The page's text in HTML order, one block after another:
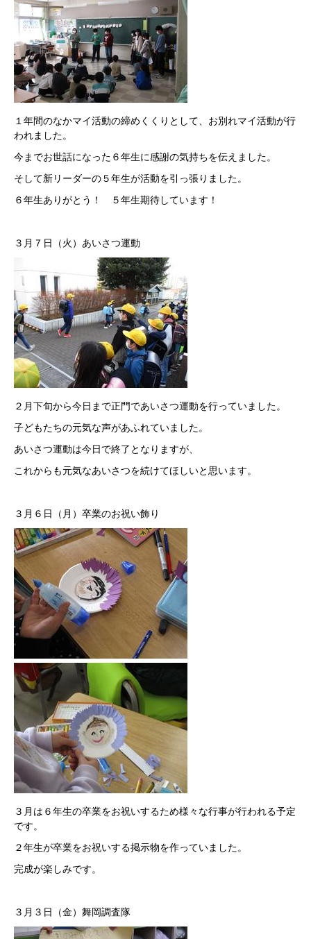
１年間のなかマイ活動の締めくくりとして、お別れマイ活動が行
われました。
今までお世話になった６年生に感謝の気持ちを伝えました。
そして新リーダーの５年生が活動を引っ張りました。
６年生ありがとう！ ５年生期待しています！
３月７日（火）あいさつ運動
２月下旬から今日まで正門であいさつ運動を行っていました。
子どもたちの元気な声があふれていました。
あいさつ運動は今日で終了となりますが、
これからも元気なあいさつを続けてほしいと思います。
３月６日（月）卒業のお祝い飾り
３月は６年生の卒業をお祝いするため様々な行事が行われる予定
です。
２年生が卒業をお祝いする掲示物を作っていました。
完成が楽しみです。
３月３日（金）舞岡調査隊